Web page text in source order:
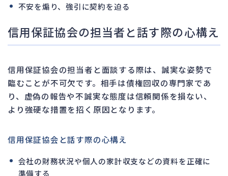
不安を煽り、強引に契約を迫る
信用保証協会の担当者と話す際の心構え
信用保証協会の担当者と面談する際は、誠実な姿勢で
臨むことが不可欠です。相手は債権回収の専門家であ
り、虚偽の報告や不誠実な態度は信頼関係を損ない、
より強硬な措置を招く原因となります。
信用保証協会と話す際の心構え
会社の財務状況や個人の家計収支などの資料を正確に
準備する